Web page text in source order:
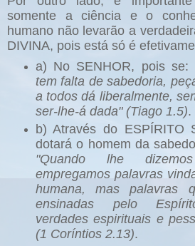
somente a ciência e o
humano não levarão a
DIVINA, pois está só é
a) No SENHOR, pois se:
tem falta de sabedoria,
a todos dá liberalmente,
ser-lhe-á dada" (Tiago 1.5).
b) Através do ESPÍRITO
dotará o homem da
"Quando lhe
empregamos palavras
humana, mas palavras
ensinadas pelo
verdades espirituais e
(1 Coríntios 2.13).